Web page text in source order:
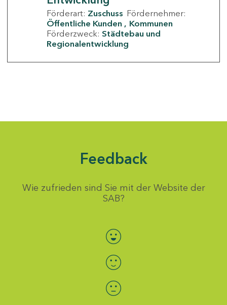
Förderart: Zuschuss Fördernehmer:
Öffentliche Kunden
Kommunen
Förderzweck: Städtebau und
Regionalentwicklung
Feedback
Wie zufrieden sind Sie mit der Website der
SAB?
Bewertung auswählen